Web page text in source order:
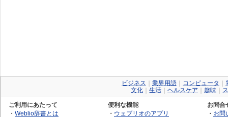
ビジネス 業界用語 コンピュータ
文化
生活 ヘルスケア 趣味
ご利用にあたって
・ Weblio辞書とは
便利な機能
・ ウェブリオのアプリ
お問合
・ お問